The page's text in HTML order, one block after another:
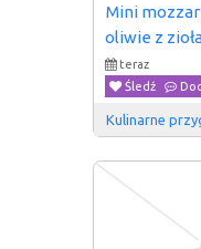
Mini
oliwie z
teraz
Śledź
Kulinarne